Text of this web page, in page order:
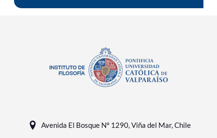
Avenida El Bosque N° 1290, Viña del Mar, Chile